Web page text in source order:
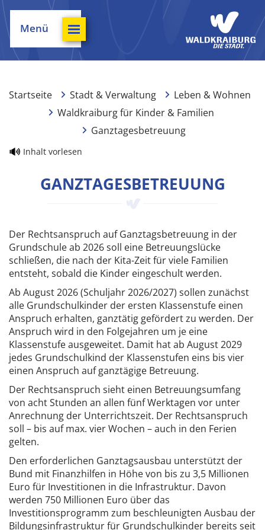
Menü
Startseite Stadt & Verwaltung
Leben & Wohnen
Waldkraiburg für Kinder & Familien
Ganztagesbetreuung
Inhalt vorlesen
GANZTAGESBETREUUNG
Der Rechtsanspruch auf Ganztagsbetreuung in der
Grundschule ab 2026 soll eine Betreuungslücke
schließen, die nach der Kita-Zeit für viele Familien
entsteht, sobald die Kinder eingeschult werden.
Ab August 2026 (Schuljahr 2026/2027) sollen zunächst
alle Grundschulkinder der ersten Klassenstufe einen
Anspruch erhalten, ganztätig gefördert zu werden. Der
Anspruch wird in den Folgejahren um je eine
Klassenstufe ausgeweitet. Damit hat ab August 2029
jedes Grundschulkind der Klassenstufen eins bis vier
einen Anspruch auf ganztägige Betreuung.
Der Rechtsanspruch sieht einen Betreuungsumfang
von acht Stunden an allen fünf Werktagen vor unter
Anrechnung der Unterrichtszeit. Der Rechtsanspruch
soll – bis auf max. vier Wochen – auch in den Ferien
gelten.
Den erforderlichen Ganztagsausbau unterstützt der
Bund mit Finanzhilfen in Höhe von bis zu 3,5 Millionen
Euro für Investitionen in die Infrastruktur. Davon
werden 750 Millionen Euro über das
Investitionsprogramm zum beschleunigten Ausbau der
Bildungsinfrastruktur für Grundschulkinder bereits seit